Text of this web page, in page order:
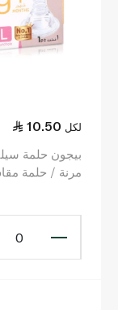
10.50 لكل
بيجون حلمة
مرنة / حلمة
0